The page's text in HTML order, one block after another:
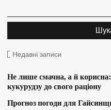
Недавні записи
Не лише смачна, а й
кукурудзу до свого раціону
Прогноз погоди для